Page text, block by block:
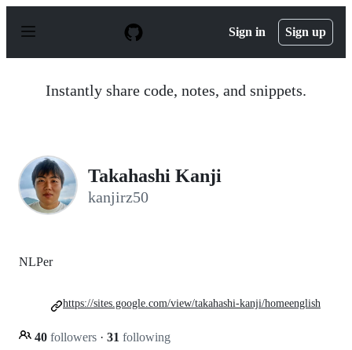
p
Sign in Sign up
Instantly share code, notes, and snippets.
Takahashi Kanji
kanjirz50
NLPer
40 followers · 31 following
https://sites.google.com/view/takahashi-kanji/homeenglish